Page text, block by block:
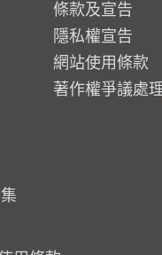
條款及宣告
隱私權宣告
網站使用條款
著作權爭議處